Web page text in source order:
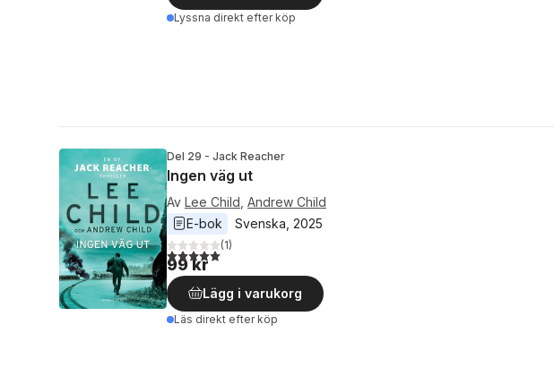
Lyssna direkt efter köp
Del 29 - Jack Reacher
Ingen väg ut
Av Lee Child Andrew Child
E-bok
Svenska 2025
5,0utav 5 stjärnor. Totalt antal röster:
(1)
99 kr
Lägg i varukorg
Läs direkt efter köp